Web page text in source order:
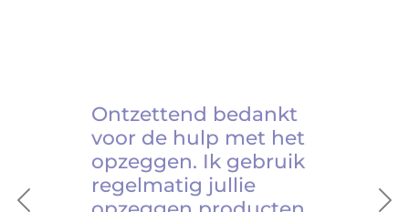
Ontzettend bedankt
voor de hulp met het
opzeggen. Ik gebruik
regelmatig jullie